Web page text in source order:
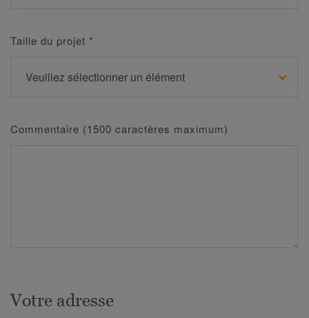
Taille du projet *
Commentaire (1500 caractères maximum)
Votre adresse